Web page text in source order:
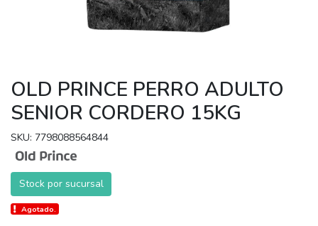
OLD PRINCE PERRO ADULTO
SENIOR CORDERO 15KG
SKU: 7798088564844
Stock por sucursal
Agotado.